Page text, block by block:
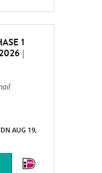
1
|
AUG 19,